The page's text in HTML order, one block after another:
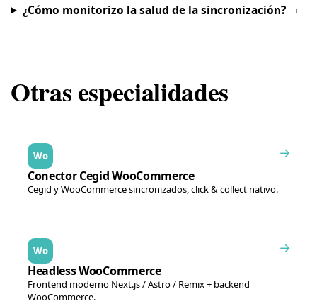
¿Cómo monitorizo la salud de la sincronización? +
Otras especialidades
Wo
Conector Cegid WooCommerce
Cegid y WooCommerce sincronizados, click & collect nativo.
→
Wo
Headless WooCommerce
Frontend moderno Next.js / Astro / Remix + backend
WooCommerce.
→